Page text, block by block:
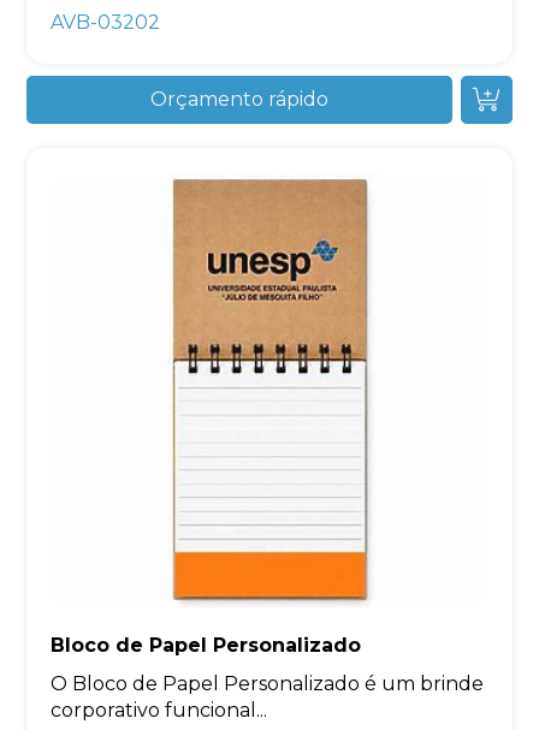
AVB-03202
Orçamento rápido
Bloco de Papel Personalizado
O Bloco de Papel Personalizado é um brinde
corporativo funcional...